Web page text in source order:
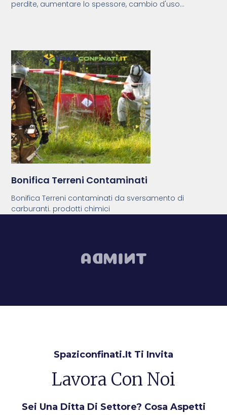
perdite, aumentare lo spessore, cambio d'uso...
Bonifica Terreni Contaminati
Bonifica Terreni contaminati da sversamento di
carburanti. prodotti chimici
Spaziconfinati.it Ti Invita
Lavora Con Noi
Sei Una Ditta Di Settore? Cosa Aspetti